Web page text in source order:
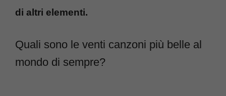
di altri elementi.
Quali sono le venti canzoni più belle al
mondo di sempre?